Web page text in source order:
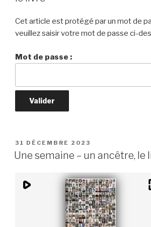
Cet article est protégé par un mot de
veuillez saisir votre mot de passe ci-
Mot de passe :
PUBLIÉ
LE
31 DÉCEMBRE 2023
Une semaine – un ancêtre, le